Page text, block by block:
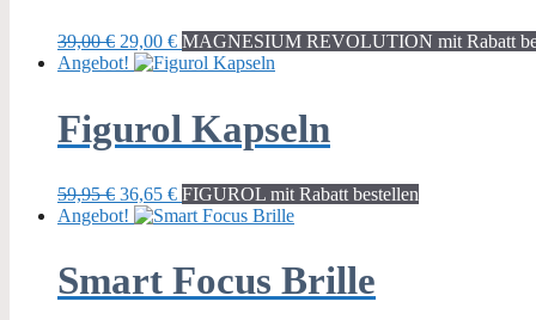
39,00€ Ursprünglicher
Preis
29,00 €Aktueller
Preis
MAGNESIUM REVOLUTION mit Rabatt
Angebot!
Figurol Kapseln
59,95€ Ursprünglicher
Preis
36,65 €Aktueller
Preis
FIGUROL mit Rabatt bestellen
Angebot!
Smart Focus Brille